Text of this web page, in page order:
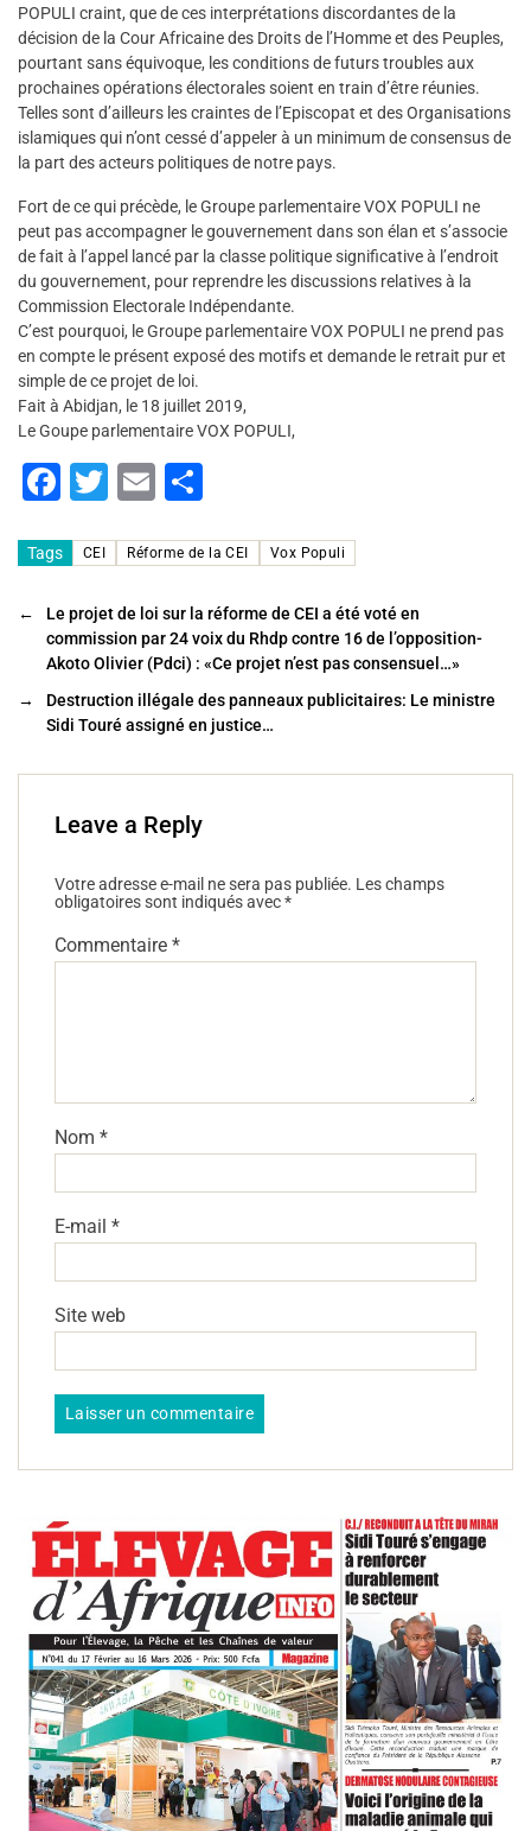
POPULI craint, que de ces interprétations discordantes de la
décision de la Cour Africaine des Droits de l’Homme et des Peuples,
pourtant sans équivoque, les conditions de futurs troubles aux
prochaines opérations électorales soient en train d’être réunies.
Telles sont d’ailleurs les craintes de l’Episcopat et des Organisations
islamiques qui n’ont cessé d’appeler à un minimum de consensus de
la part des acteurs politiques de notre pays.
Fort de ce qui précède, le Groupe parlementaire VOX POPULI ne
peut pas accompagner le gouvernement dans son élan et s’associe
de fait à l’appel lancé par la classe politique significative à l’endroit
du gouvernement, pour reprendre les discussions relatives à la
Commission Electorale Indépendante.
C’est pourquoi, le Groupe parlementaire VOX POPULI ne prend pas
en compte le présent exposé des motifs et demande le retrait pur et
simple de ce projet de loi.
Fait à Abidjan, le 18 juillet 2019,
Le Goupe parlementaire VOX POPULI,
F
c
b
o
o
T
tt
er
E
ai
l
ta
g
er
Tags CEI Réforme de la CEI Vox Populi
←
Le projet de loi sur la réforme de CEI a été voté en
commission par 24 voix du Rhdp contre 16 de l’opposition-
Akoto Olivier (Pdci) : «Ce projet n’est pas consensuel…»
→
Destruction illégale des panneaux publicitaires: Le ministre
Sidi Touré assigné en justice…
Leave a Reply
Votre adresse e-mail ne sera pas publiée. Les champs
obligatoires sont indiqués avec*
Commentaire *
Nom *
E-mail *
Site web